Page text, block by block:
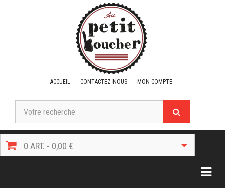
ACCUEIL CONTACTEZ NOUS MON COMPTE
0 ART. - 0,00 €